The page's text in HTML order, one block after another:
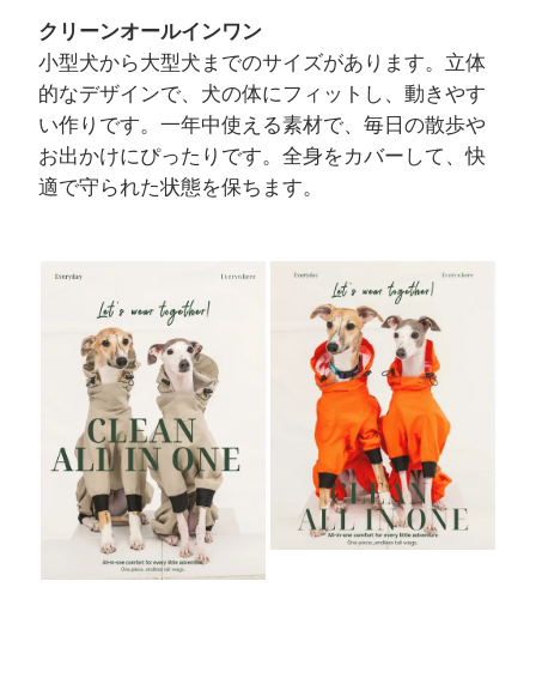
クリーンオールインワン
小型犬から大型犬までのサイズがあります。立体
的なデザインで、犬の体にフィットし、動きやす
い作りです。一年中使える素材で、毎日の散歩や
お出かけにぴったりです。全身をカバーして、快
適で守られた状態を保ちます。